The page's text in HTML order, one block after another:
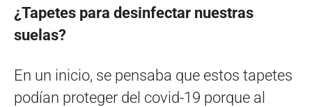
¿Tapetes para desinfectar nuestras
suelas?
En un inicio, se pensaba que estos tapetes
podían proteger del covid-19 porque al